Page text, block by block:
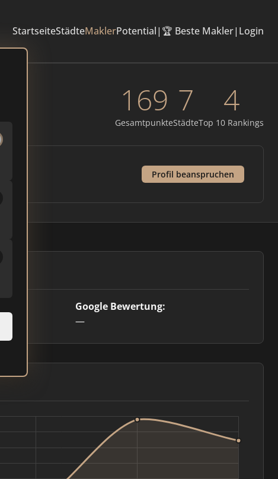
StartseiteStädteMaklerPotential| 🏆 Beste Makler| Login
169
Gesamtpunkte
7
Städte
4
Top 10 Rankings
Profil beanspruchen
Google Bewertung:
—